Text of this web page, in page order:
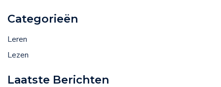
Categorieën
Leren
Lezen
Laatste Berichten